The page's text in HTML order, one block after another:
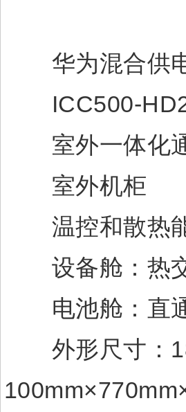
华为混合供
ICC500-
室外一体化
室外机柜
温控和散热能
设备舱：热交
电池舱：直
外形尺寸：